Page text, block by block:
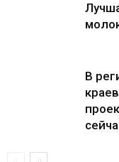
В